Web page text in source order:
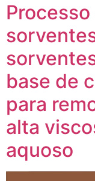
base de
para
alta
aquoso